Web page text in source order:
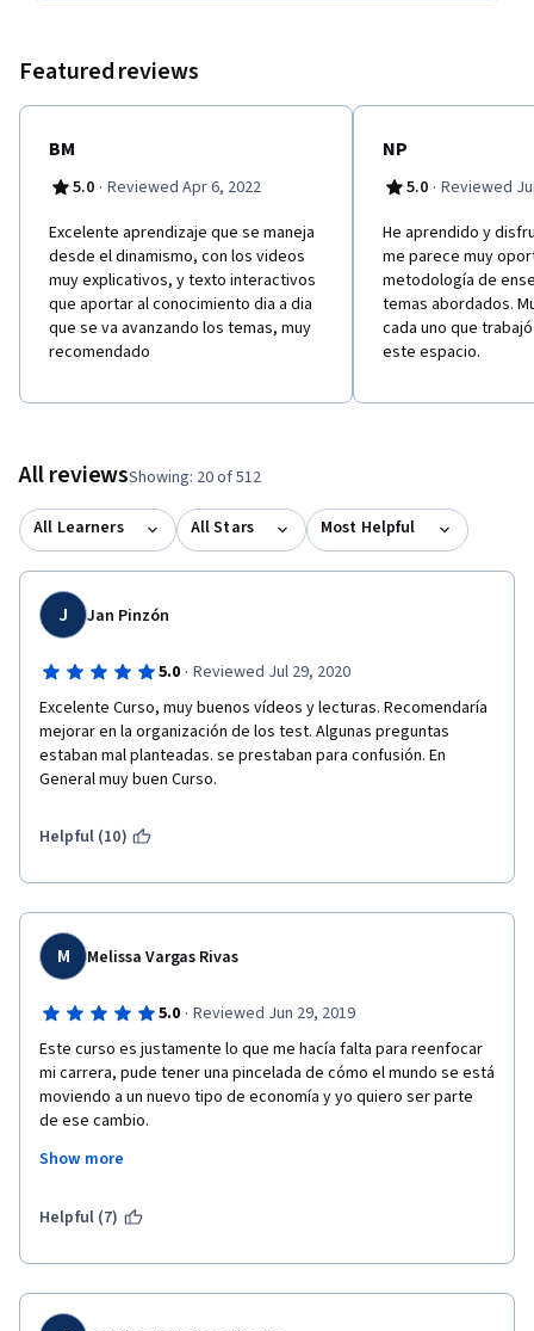
Featured reviews
BM
5.0 · Reviewed Apr 6, 2022
Excelente aprendizaje que se maneja
desde el dinamismo, con los videos
muy explicativos, y texto interactivos
que aportar al conocimiento dia a dia
que se va avanzando los temas, muy
recomendado
NP
5.0 · Reviewed
He aprendido y
me parece muy
metodología de
temas abordados.
cada uno que
este espacio.
All reviewsShowing: 20 of 512
All Learners All Stars Most Helpful
J Jan Pinzón
5.0 · Reviewed Jul 29, 2020
Excelente Curso, muy buenos vídeos y lecturas. Recomendaría
mejorar en la organización de los test. Algunas preguntas
estaban mal planteadas. se prestaban para confusión. En
General muy buen Curso.
Helpful (10)
M Melissa Vargas Rivas
5.0 · Reviewed Jun 29, 2019
Este curso es justamente lo que me hacía falta para reenfocar
mi carrera, pude tener una pincelada de cómo el mundo se está
moviendo a un nuevo tipo de economía y yo quiero ser parte
de ese cambio.
Se me hizo muy entretenido realizar el curso y me aportó un
profundizar en otros conceptos de los que sólo tenía una vaga
Show more
Helpful (7)